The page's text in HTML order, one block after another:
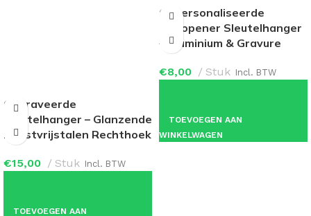
Gegraveerde
Sleutelhanger – Glanzende
Roestvrijstalen Rechthoek
€15,00 Stuk Incl. BTW
TOEVOEGEN AAN
Gepersonaliseerde
Flesopener Sleutelhanger
– Aluminium & Gravure
€8,00 Stuk Incl. BTW
TOEVOEGEN AAN
WINKELWAGEN